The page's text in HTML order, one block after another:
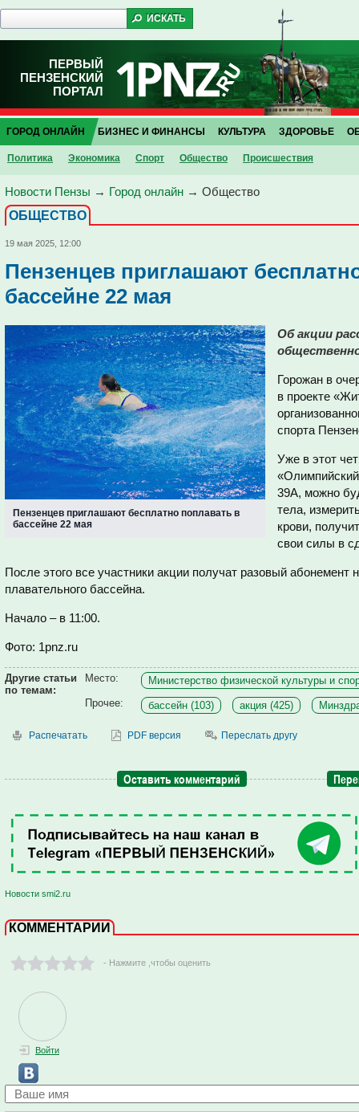
ПЕРВЫЙ
ПЕНЗЕНСКИЙ
ПОРТАЛ
ГОРОД ОНЛАЙН
Политика Экономика Спорт Общество Проиcшествия
БИЗНЕС И ФИНАНСЫ КУЛЬТУРА ЗДОРОВЬЕ
Новости Пензы → Город онлайн → Общество
ОБЩЕСТВО
19 мая 2025, 12:00
Пензенцев приглашают
бассейне 22 мая
Пензенцев приглашают бесплатно поплавать в
бассейне 22 мая
Об акции
Горожан в
в проекте
спорта
Уже в этот
39А, можно
тела,
крови,
свои силы в
После этого все участники акции получат разовый абонемент
плавательного бассейна.
Начало – в 11:00.
Фото: 1pnz.ru
Другие статьи
по темам:
Место:
Министерство физической культуры и
Прочее:
бассейн (103) акция (425)
Распечатать PDF версия Переслать другу
Оставить комментарий
Новости smi2.ru
КОММЕНТАРИИ
- Нажмите ,чтобы оценить
Войти